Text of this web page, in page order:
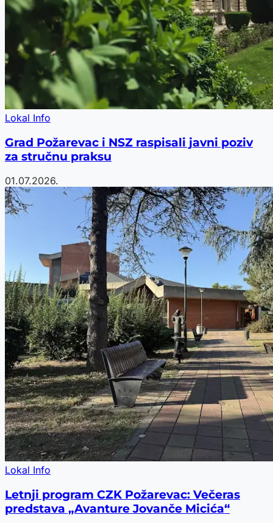
Lokal Info
Grad Požarevac i NSZ raspisali javni poziv
za stručnu praksu
01.07.2026.
Lokal Info
Letnji program CZK Požarevac: Večeras
predstava „Avanture Jovanče Micića“